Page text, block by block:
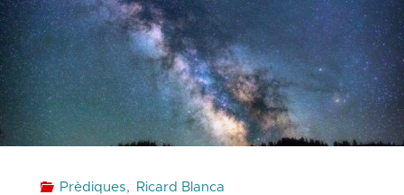
imposible"
Prèdiques, Ricard Blanca